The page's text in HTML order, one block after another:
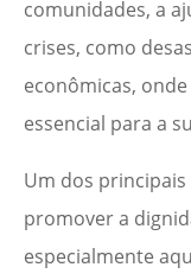
comunidades, a
crises, como
econômicas,
essencial para a
Um dos
promover a
especialmente